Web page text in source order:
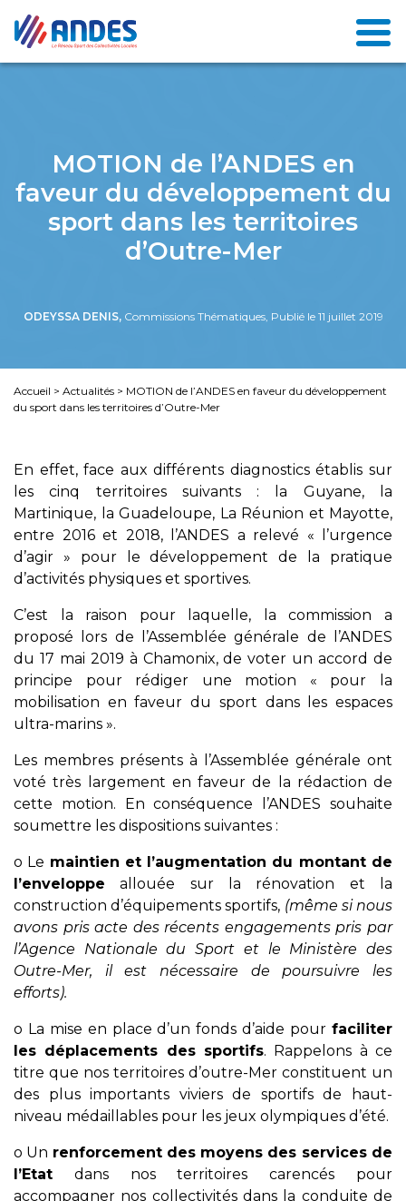
MOTION de l’ANDES en
faveur du développement du
sport dans les territoires
d’Outre-Mer
ODEYSSA DENIS, Commissions Thématiques, Publié le 11 juillet 2019
Accueil > Actualités > MOTION de l’ANDES en faveur du développement
du sport dans les territoires d’Outre-Mer
En effet, face aux différents diagnostics établis sur
les cinq territoires suivants : la Guyane, la
Martinique, la Guadeloupe, La Réunion et Mayotte,
entre 2016 et 2018, l’ANDES a relevé « l’urgence
d’agir » pour le développement de la pratique
d’activités physiques et sportives.
C’est la raison pour laquelle, la commission a
proposé lors de l’Assemblée générale de l’ANDES
du 17 mai 2019 à Chamonix, de voter un accord de
principe pour rédiger une motion « pour la
mobilisation en faveur du sport dans les espaces
ultra-marins ».
Les membres présents à l’Assemblée générale ont
voté très largement en faveur de la rédaction de
cette motion. En conséquence l’ANDES souhaite
soumettre les dispositions suivantes :
o Le maintien et l’augmentation du montant de
l’enveloppe allouée sur la rénovation et la
construction d’équipements sportifs, (même si nous
avons pris acte des récents engagements pris par
l’Agence Nationale du Sport et le Ministère des
Outre-Mer, il est nécessaire de poursuivre les
efforts).
o La mise en place d’un fonds d’aide pour faciliter
les déplacements des sportifs. Rappelons à ce
titre que nos territoires d’outre-Mer constituent un
des plus importants viviers de sportifs de haut-
niveau médaillables pour les jeux olympiques d’été.
o Un renforcement des moyens des services de
l’Etat dans nos territoires carencés pour
accompagner nos collectivités dans la conduite de